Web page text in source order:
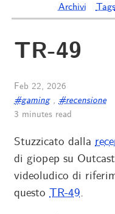
Archivi Tags
TR-49
Feb 22, 2026
#gaming,#recensione
3 minutes read
Stuzzicato dalla
di giopep su
videoludico di
questoTR-49.